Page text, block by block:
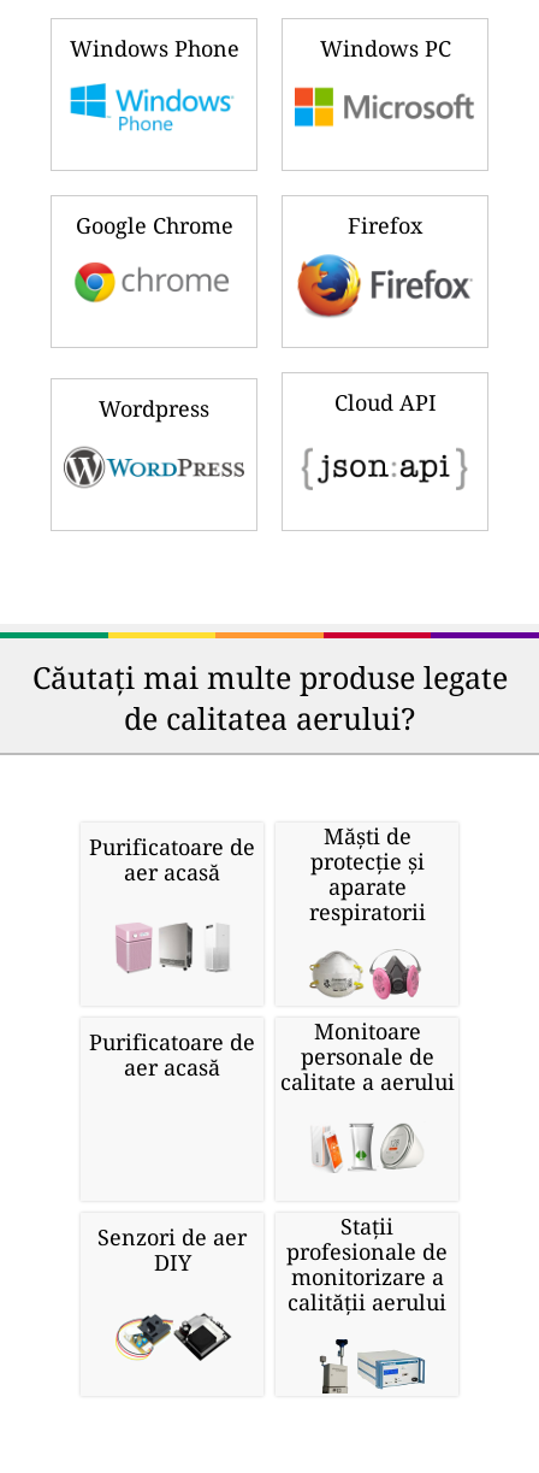
Windows Phone Windows PC
Google Chrome Firefox
Wordpress Cloud API
Căutați mai multe produse legate
de calitatea aerului?
Purificatoare de
aer acasă
Măști de
protecție și
aparate
respiratorii
Purificatoare de
aer acasă
Monitoare
personale de
calitate a aerului
Senzori de aer
DIY
Stații
profesionale de
monitorizare a
calității aerului